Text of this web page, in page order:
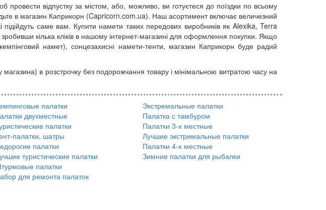
відпустку за містом, або, можливо, ви готуєтеся до поїздки по всьому
в магазин Каприкорн (Capricorn.com.ua). Наш асортимент включає величезний
саме вам. Купити намети таких передових виробників як Alexika, Terra
кілька кліків в нашому інтернет-магазині для оформлення покупки. Якщо
намет), сонцезахисні намети-тенти, магазин Каприкорн буде радий
в розстрочку без подорожчання товару і мінімальною витратою часу на
палатки
двухместные
палатки
палатки, шатры
палатки
туристические палатки
палатки
для ремонта палаток
Экстремальные палатки
Палатка с тамбуром
Палатки 3-х местные
Лучшие экстримальные палатки
Палатки 4-х местные
Зимние палатки для рыбалки